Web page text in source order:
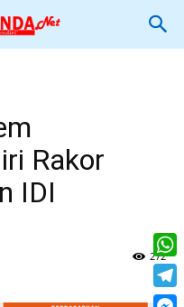
Rakor
IDI
272